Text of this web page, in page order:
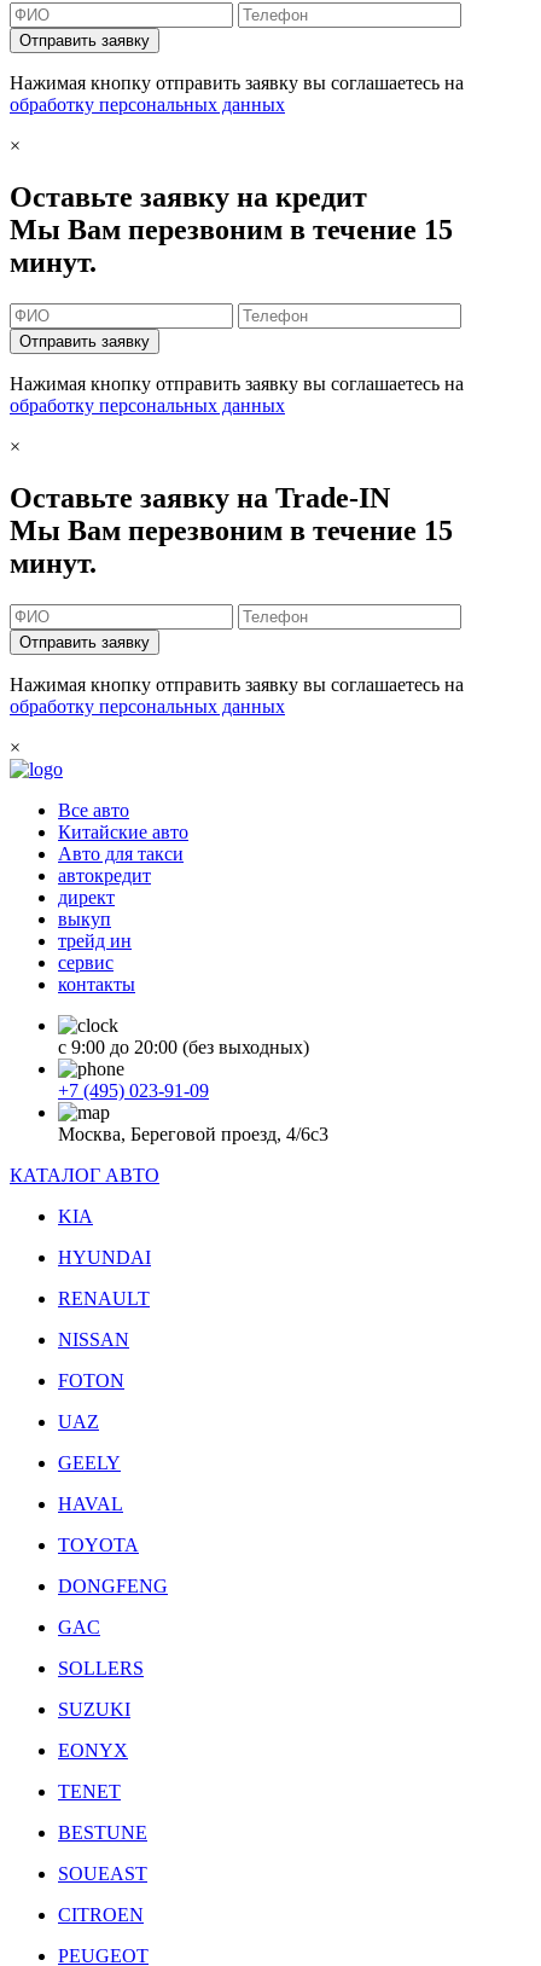
Отправить заявку
Нажимая кнопку отправить заявку вы соглашаетесь на
обработку персональных данных
×
Оставьте заявку на кредит
Мы Вам перезвоним в течение 15
минут.
Отправить заявку
Нажимая кнопку отправить заявку вы соглашаетесь на
обработку персональных данных
×
Оставьте заявку на Trade-IN
Мы Вам перезвоним в течение 15
минут.
Отправить заявку
Нажимая кнопку отправить заявку вы соглашаетесь на
обработку персональных данных
×
Все авто
Китайские авто
Авто для такси
автокредит
директ
выкуп
трейд ин
сервис
контакты
с 9:00 до 20:00 (без выходных)
+7 (495) 023-91-09
Москва, Береговой проезд, 4/6с3
КАТАЛОГ АВТО
KIA
HYUNDAI
RENAULT
NISSAN
FOTON
UAZ
GEELY
HAVAL
TOYOTA
DONGFENG
GAC
SOLLERS
SUZUKI
EONYX
TENET
BESTUNE
SOUEAST
CITROEN
PEUGEOT